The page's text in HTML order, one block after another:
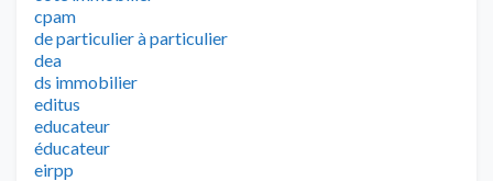
cpam
de particulier à particulier
dea
ds immobilier
editus
educateur
éducateur
eirpp